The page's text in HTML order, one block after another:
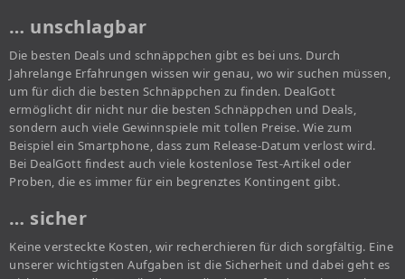
… unschlagbar
Die besten Deals und schnäppchen gibt es bei uns. Durch
Jahrelange Erfahrungen wissen wir genau, wo wir suchen müssen,
um für dich die besten Schnäppchen zu finden. DealGott
ermöglicht dir nicht nur die besten Schnäppchen und Deals,
sondern auch viele Gewinnspiele mit tollen Preise. Wie zum
Beispiel ein Smartphone, dass zum Release-Datum verlost wird.
Bei DealGott findest auch viele kostenlose Test-Artikel oder
Proben, die es immer für ein begrenztes Kontingent gibt.
… sicher
Keine versteckte Kosten, wir recherchieren für dich sorgfältig. Eine
unserer wichtigsten Aufgaben ist die Sicherheit und dabei geht es